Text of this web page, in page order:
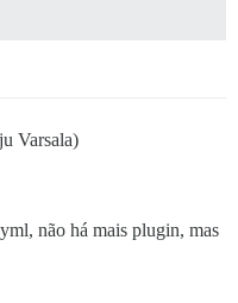
Varsala)
não há mais plugin, mas